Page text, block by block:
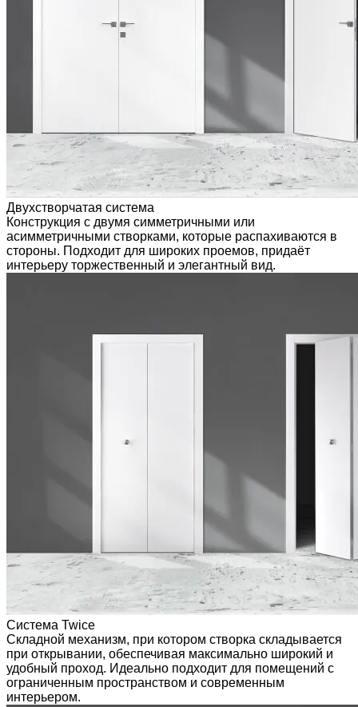
Двухстворчатая система
Конструкция с двумя симметричными или
асимметричными створками, которые распахиваются в
стороны. Подходит для широких проемов, придаёт
интерьеру торжественный и элегантный вид.
Система Twice
Складной механизм, при котором створка складывается
при открывании, обеспечивая максимально широкий и
удобный проход. Идеально подходит для помещений с
ограниченным пространством и современным
интерьером.